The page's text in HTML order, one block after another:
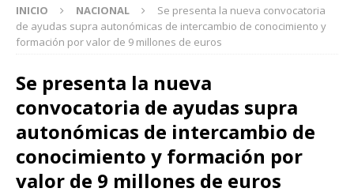
INICIO NACIONAL
Se presenta la nueva convocatoria
de ayudas supra autonómicas de intercambio de conocimiento y
formación por valor de 9 millones de euros
Se presenta la nueva
convocatoria de ayudas supra
autonómicas de intercambio de
conocimiento y formación por
valor de 9 millones de euros